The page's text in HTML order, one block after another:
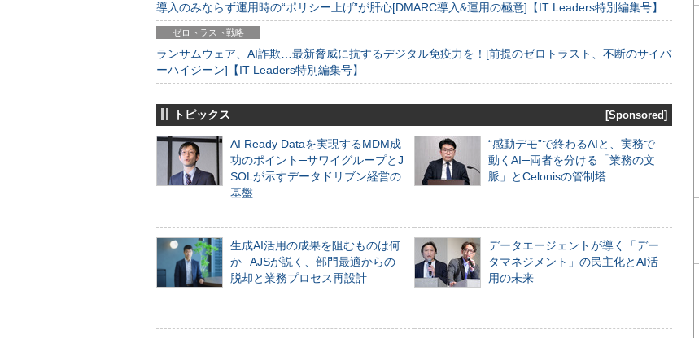
導入のみならず運用時の“ポリシー上げ”が肝心[DMARC導入&運用の極意]【IT Leaders特別編集号】
ゼロトラスト戦略
ランサムウェア、AI詐欺…最新脅威に抗するデジタル免疫力を！[前提のゼロトラスト、不断のサイバ
ーハイジーン]【IT Leaders特別編集号】
トピックス [Sponsored]
AI Ready Dataを実現するMDM成
功のポイント─サワイグループとJ
SOLが示すデータドリブン経営の
基盤
“感動デモ”で終わるAIと、実務で
動くAI─両者を分ける「業務の文
脈」とCelonisの管制塔
生成AI活用の成果を阻むものは何
か─AJSが説く、部門最適からの
脱却と業務プロセス再設計
データエージェントが導く「デー
タマネジメント」の民主化とAI活
用の未来